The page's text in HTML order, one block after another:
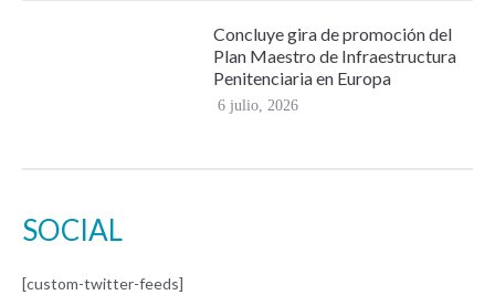
Concluye gira de promoción del
Plan Maestro de Infraestructura
Penitenciaria en Europa
6 julio, 2026
SOCIAL
[custom-twitter-feeds]